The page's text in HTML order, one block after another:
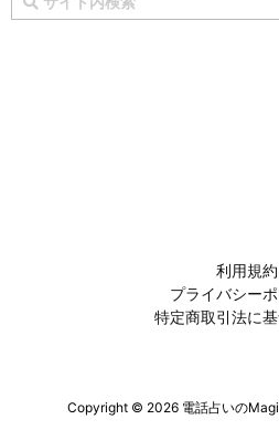
利用規約
プライバシー
特定商取引法に
Copyright © 2026 電話占いの